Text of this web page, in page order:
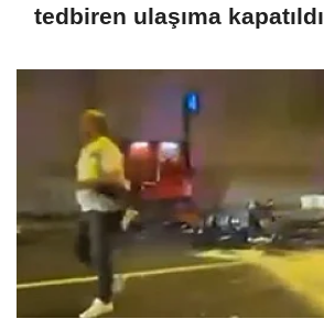
tedbiren ulaşıma kapatıldı